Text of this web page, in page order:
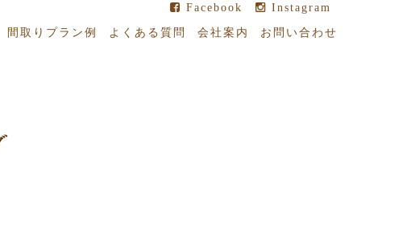
間取りプラン例 よくある質問 会社案内 お問い合わせ
Facebook Instagram